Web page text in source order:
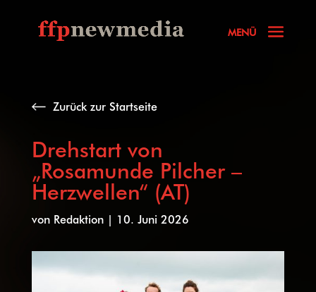
Zurück zur Startseite
Drehstart von
„Rosamunde Pilcher –
Herzwellen“ (AT)
von Redaktion| 10. Juni 2026